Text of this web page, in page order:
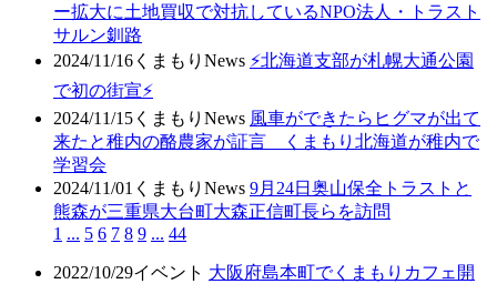
ー拡大に土地買収で対抗しているNPO法人・トラスト
サルン釧路
2024/11/16 くまもりNews ⚡北海道支部が札幌大通公園
で初の街宣⚡
2024/11/15 くまもりNews 風車ができたらヒグマが出て
来たと稚内の酪農家が証言 くまもり北海道が稚内で
学習会
2024/11/01 くまもりNews 9月24日奥山保全トラストと
熊森が三重県大台町大森正信町長らを訪問
1 ... 5 6 7 8 9 ... 44
2022/10/29イベント 大阪府島本町でくまもりカフェ開